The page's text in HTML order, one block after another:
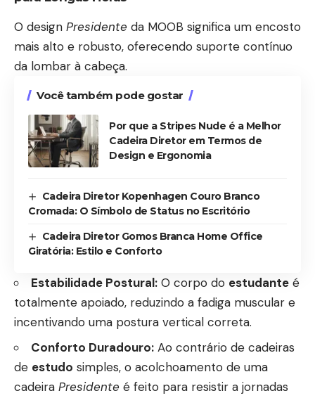
O design Presidente da MOOB significa um encosto
mais alto e robusto, oferecendo suporte contínuo
da lombar à cabeça.
Você também pode gostar
Por que a Stripes Nude é a Melhor
Cadeira Diretor em Termos de
Design e Ergonomia
Cadeira Diretor Kopenhagen Couro Branco
Cromada: O Símbolo de Status no Escritório
Cadeira Diretor Gomos Branca Home Office
Giratória: Estilo e Conforto
Estabilidade Postural: O corpo do estudante é
totalmente apoiado, reduzindo a fadiga muscular e
incentivando uma postura vertical correta.
Conforto Duradouro: Ao contrário de cadeiras
de estudo simples, o acolchoamento de uma
cadeira Presidente é feito para resistir a jornadas